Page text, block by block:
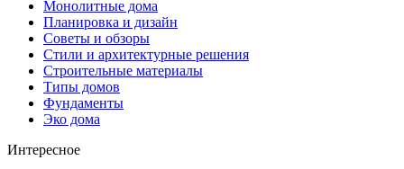
Монолитные дома
Планировка и дизайн
Советы и обзоры
Стили и архитектурные решения
Строительные материалы
Типы домов
Фундаменты
Эко дома
Интересное